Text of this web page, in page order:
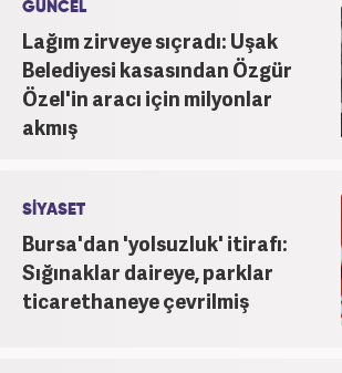
inanmakta ve bu değerleri meslek
GÜNCEL
Lağım zirveye sıçradı: Uşak
Belediyesi kasasından Özgür
Özel'in aracı için milyonlar
akmış
SİYASET
Bursa'dan 'yolsuzluk' itirafı:
Sığınaklar daireye, parklar
ticarethaneye çevrilmiş